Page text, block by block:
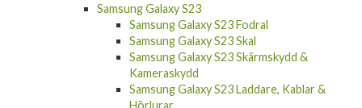
Samsung Galaxy S23
Samsung Galaxy S23 Fodral
Samsung Galaxy S23 Skal
Samsung Galaxy S23 Skärmskydd &
Kameraskydd
Samsung Galaxy S23 Laddare, Kablar &
Hörlurar